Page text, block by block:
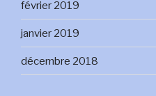
février 2019
janvier 2019
décembre 2018